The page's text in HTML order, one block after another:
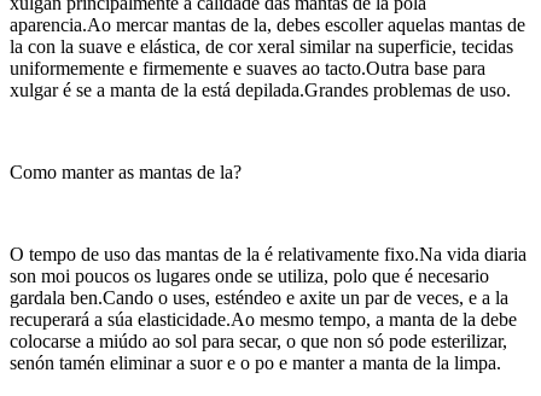
aparencia.Ao mercar mantas de la, debes escoller aquelas mantas de
la con la suave e elástica, de cor xeral similar na superficie, tecidas
uniformemente e firmemente e suaves ao tacto.Outra base para
xulgar é se a manta de la está depilada.Grandes problemas de uso.
Como manter as mantas de la?
O tempo de uso das mantas de la é relativamente fixo.Na vida diaria
son moi poucos os lugares onde se utiliza, polo que é necesario
gardala ben.Cando o uses, esténdeo e axite un par de veces, e a la
recuperará a súa elasticidade.Ao mesmo tempo, a manta de la debe
colocarse a miúdo ao sol para secar, o que non só pode esterilizar,
senón tamén eliminar a suor e o po e manter a manta de la limpa.